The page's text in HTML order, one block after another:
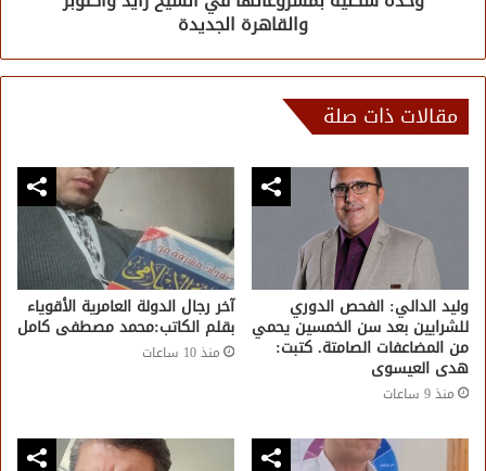
والقاهرة الجديدة
مقالات ذات صلة
وليد الدالي: الفحص الدوري
للشرايين بعد سن الخمسين يحمي
من المضاعفات الصامتة. كتبت:
هدى العيسوى
منذ 9 ساعات
آخر رجال الدولة العامرية الأقوياء
بقلم الكاتب:محمد مصطفى كامل
منذ 10 ساعات